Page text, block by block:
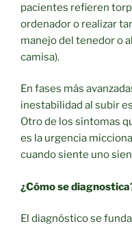
pacientes refieren
ordenador o realizar
manejo del tenedor o
camisa).
En fases más
inestabilidad al subir
Otro de los síntomas
es la urgencia
cuando siente uno
¿Cómo se
El diagnóstico se